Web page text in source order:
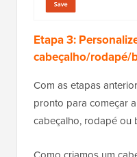
Etapa 3:
cabeçalho/rodapé/
Com as etapas
pronto para começar
cabeçalho, rodapé ou